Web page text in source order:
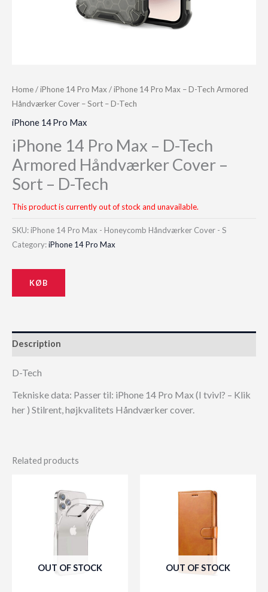
Home/iPhone 14 Pro Max / iPhone 14 Pro Max – D-Tech Armored
Håndværker Cover – Sort – D-Tech
iPhone 14 Pro Max
iPhone 14 Pro Max – D-Tech
Armored Håndværker Cover –
Sort – D-Tech
This product is currently out of stock and unavailable.
SKU: iPhone 14 Pro Max - Honeycomb Håndværker Cover - S
Category:iPhone 14 Pro Max
KØB
Description
D-Tech
Tekniske data: Passer til: iPhone 14 Pro Max (I tvivl? – Klik
her ) Stilrent, højkvalitets Håndværker cover.
Related products
OUT OF STOCK OUT OF STOCK